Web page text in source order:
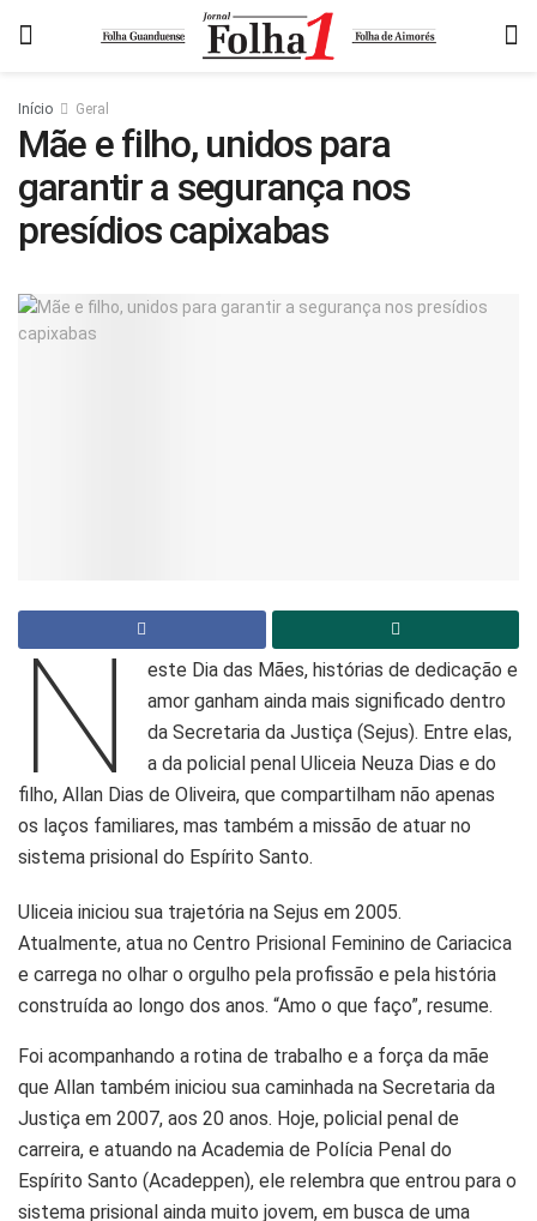
Início Geral
Mãe e filho, unidos para
garantir a segurança nos
presídios capixabas
N
este Dia das Mães, histórias de dedicação e
amor ganham ainda mais significado dentro
da Secretaria da Justiça (Sejus). Entre elas,
a da policial penal Uliceia Neuza Dias e do
filho, Allan Dias de Oliveira, que compartilham não apenas
os laços familiares, mas também a missão de atuar no
sistema prisional do Espírito Santo.
Uliceia iniciou sua trajetória na Sejus em 2005.
Atualmente, atua no Centro Prisional Feminino de Cariacica
e carrega no olhar o orgulho pela profissão e pela história
construída ao longo dos anos. “Amo o que faço”, resume.
Foi acompanhando a rotina de trabalho e a força da mãe
que Allan também iniciou sua caminhada na Secretaria da
Justiça em 2007, aos 20 anos. Hoje, policial penal de
carreira, e atuando na Academia de Polícia Penal do
Espírito Santo (Acadeppen), ele relembra que entrou para o
sistema prisional ainda muito jovem, em busca de uma